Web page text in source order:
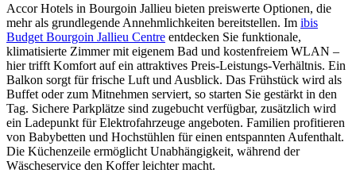
Accor Hotels in Bourgoin Jallieu bieten preiswerte Optionen, die
mehr als grundlegende Annehmlichkeiten bereitstellen. Im ibis
Budget Bourgoin Jallieu Centre entdecken Sie funktionale,
klimatisierte Zimmer mit eigenem Bad und kostenfreiem WLAN –
hier trifft Komfort auf ein attraktives Preis-Leistungs-Verhältnis. Ein
Balkon sorgt für frische Luft und Ausblick. Das Frühstück wird als
Buffet oder zum Mitnehmen serviert, so starten Sie gestärkt in den
Tag. Sichere Parkplätze sind zugebucht verfügbar, zusätzlich wird
ein Ladepunkt für Elektrofahrzeuge angeboten. Familien profitieren
von Babybetten und Hochstühlen für einen entspannten Aufenthalt.
Die Küchenzeile ermöglicht Unabhängigkeit, während der
Wäscheservice den Koffer leichter macht.